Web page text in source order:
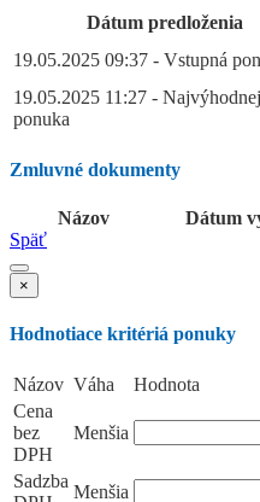
Dátum predloženia
19.05.2025 09:37 - Vstupná
19.05.2025 11:27 -
ponuka
Zmluvné dokumenty
Názov
Dátum
Späť
×
Hodnotiace kritériá ponuky
Názov Váha Hodnota
Cena
bez
DPH
Menšia
Sadzba
Menšia